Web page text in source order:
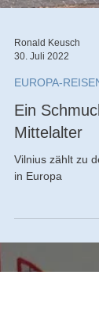
30. Juli 2022
EUROPA-REISEN
Ein
Mittelalter